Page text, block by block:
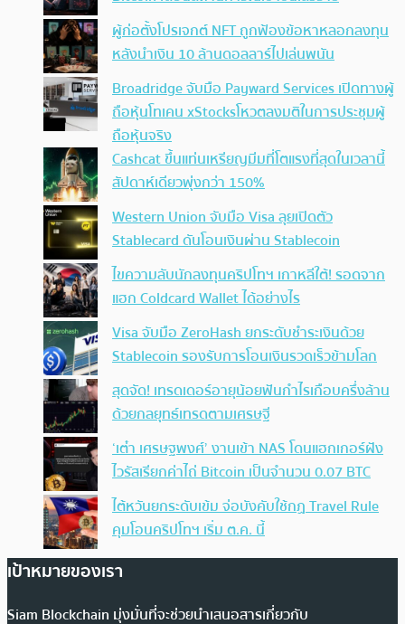
ผู้ก่อตั้งโปรเจกต์ NFT ถูกฟ้องข้อหาหลอกลงทุน
หลังนำเงิน 10 ล้านดอลลาร์ไปเล่นพนัน
Broadridge จับมือ Payward Services เปิดทางผู้
ถือหุ้นโทเคน xStocksโหวตลงมติในการประชุมผู้
ถือหุ้นจริง
Cashcat ขึ้นแท่นเหรียญมีมที่โตแรงที่สุดในเวลานี้
สัปดาห์เดียวพุ่งกว่า 150%
Western Union จับมือ Visa ลุยเปิดตัว
Stablecard ดันโอนเงินผ่าน Stablecoin
ไขความลับนักลงทุนคริปโทฯ เกาหลีใต้! รอดจาก
แฮก Coldcard Wallet ได้อย่างไร
Visa จับมือ ZeroHash ยกระดับชำระเงินด้วย
Stablecoin รองรับการโอนเงินรวดเร็วข้ามโลก
สุดจัด! เทรดเดอร์อายุน้อยฟันกำไรเกือบครึ่งล้าน
ด้วยกลยุทธ์เทรดตามเศรษฐี
‘เต๋า เศรษฐพงศ์’ งานเข้า NAS โดนแฮกเกอร์ฝัง
ไวรัสเรียกค่าไถ่ Bitcoin เป็นจำนวน 0.07 BTC
ไต้หวันยกระดับเข้ม จ่อบังคับใช้กฏ Travel Rule
คุมโอนคริปโทฯ เริ่ม ต.ค. นี้
เป้าหมายของเรา
Siam Blockchain มุ่งมั่นที่จะช่วยนำเสนอสารเกี่ยวกับ